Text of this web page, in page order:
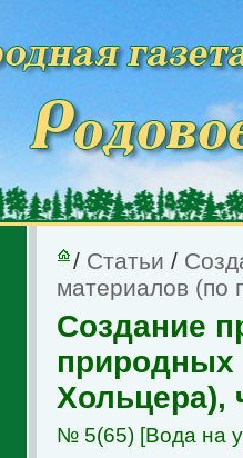
/ Статьи /
материалов (по
Создание
природных
Хольцера),
№ 5(65) [Вода на